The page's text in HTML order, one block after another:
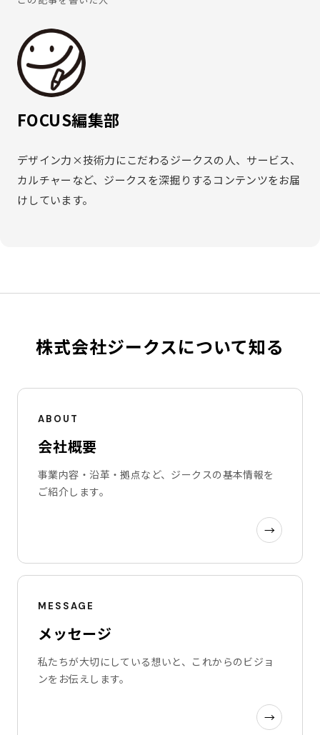
FOCUS編集部
デザイン力×技術力にこだわるジークスの人、サービス、
カルチャーなど、ジークスを深掘りするコンテンツをお届
けしています。
株式会社ジークスについて知る
ABOUT
会社概要
事業内容・沿革・拠点など、ジークスの基本情報を
ご紹介します。
→
MESSAGE
メッセージ
私たちが大切にしている想いと、これからのビジョ
ンをお伝えします。
→